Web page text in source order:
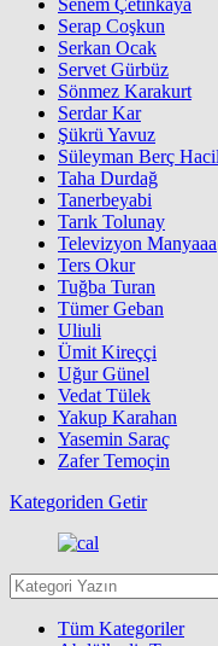
Senem Çetinkaya
Serap Coşkun
Serkan Ocak
Servet Gürbüz
Sönmez Karakurt
Serdar Kar
Şükrü Yavuz
Süleyman Berç Hacil
Taha Durdağ
Tanerbeyabi
Tarık Tolunay
Televizyon Manyaaa
Ters Okur
Tuğba Turan
Tümer Geban
Uliuli
Ümit Kireççi
Uğur Günel
Vedat Tülek
Yakup Karahan
Yasemin Saraç
Zafer Temoçin
Kategoriden Getir
Tüm Kategoriler